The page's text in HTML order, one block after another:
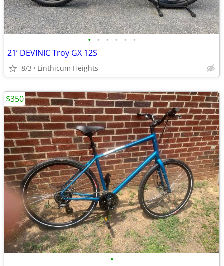
• • • • • •
21’ DEVINIC Troy GX 12S
8/3 Linthicum Heights
•
$350